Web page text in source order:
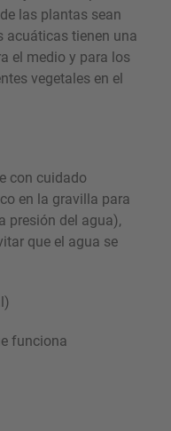
las plantas sean
acuáticas tienen una
el medio y para los
vegetales en el
con cuidado
en la gravilla para
presión del agua),
que el agua se
funciona